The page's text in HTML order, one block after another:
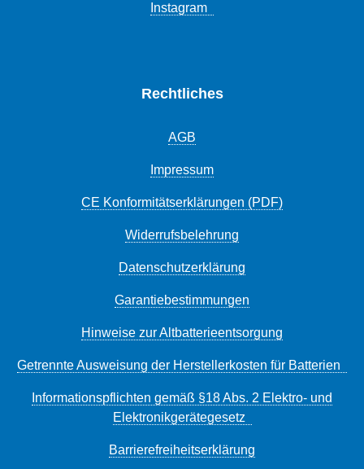
Instagram
Rechtliches
AGB
Impressum
CE Konformitätserklärungen (PDF)
Widerrufsbelehrung
Datenschutzerklärung
Garantiebestimmungen
Hinweise zur Altbatterieentsorgung
Getrennte Ausweisung der Herstellerkosten für Batterien
Informationspflichten gemäß §18 Abs. 2 Elektro- und
Elektronikgerätegesetz
Barrierefreiheitserklärung